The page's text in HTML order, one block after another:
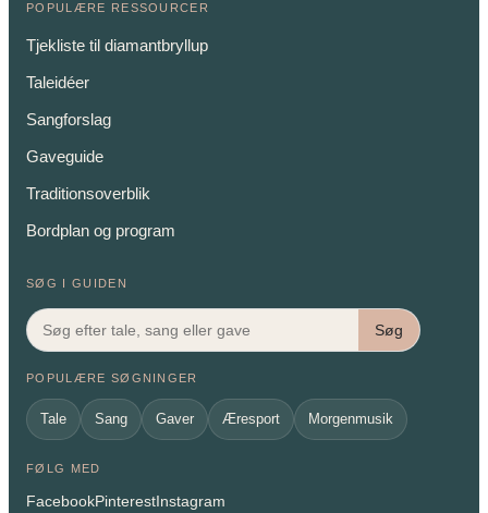
POPULÆRE RESSOURCER
Tjekliste til diamantbryllup
Taleidéer
Sangforslag
Gaveguide
Traditionsoverblik
Bordplan og program
SØG I GUIDEN
Søg
POPULÆRE SØGNINGER
Tale Sang Gaver Æresport Morgenmusik
FØLG MED
FacebookPinterestInstagram